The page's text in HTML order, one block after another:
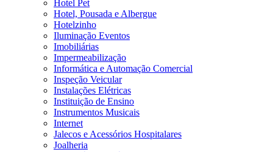
Hotel Pet
Hotel, Pousada e Albergue
Hotelzinho
Iluminação Eventos
Imobiliárias
Impermeabilização
Informática e Automação Comercial
Inspeção Veicular
Instalações Elétricas
Instituição de Ensino
Instrumentos Musicais
Internet
Jalecos e Acessórios Hospitalares
Joalheria